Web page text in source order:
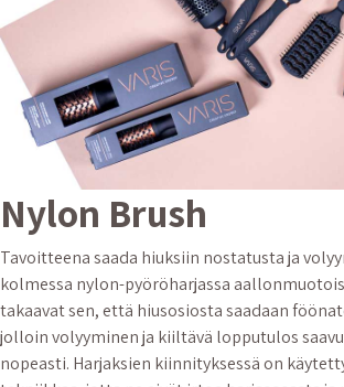
Nylon Brush
Tavoitteena saada hiuksiin nostatusta ja
kolmessa nylon-pyöröharjassa
takaavat sen, että hiusosiosta saadaan
jolloin volyyminen ja kiiltävä lopputulos
nopeasti. Harjaksien kiinnityksessä on